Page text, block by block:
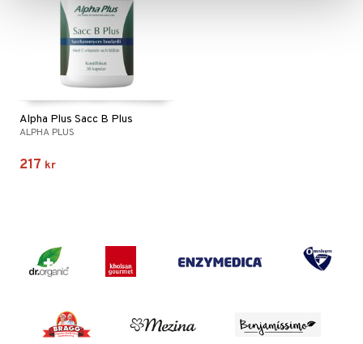
Alpha Plus Sacc B Plus
ALPHA PLUS
217 kr